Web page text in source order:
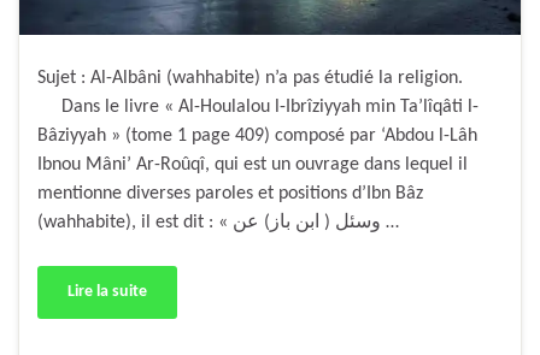
Sujet : Al-Albâni (wahhabite) n’a pas étudié la religion.
Dans le livre « Al-Houlalou l-Ibrîziyyah min Ta’lîqâti l-
Bâziyyah » (tome 1 page 409) composé par ‘Abdou l-Lâh
Ibnou Mâni’ Ar-Roûqî, qui est un ouvrage dans lequel il
mentionne diverses paroles et positions d’Ibn Bâz
(wahhabite), il est dit : « وسئل ( ابن باز) عن …
Lire la suite